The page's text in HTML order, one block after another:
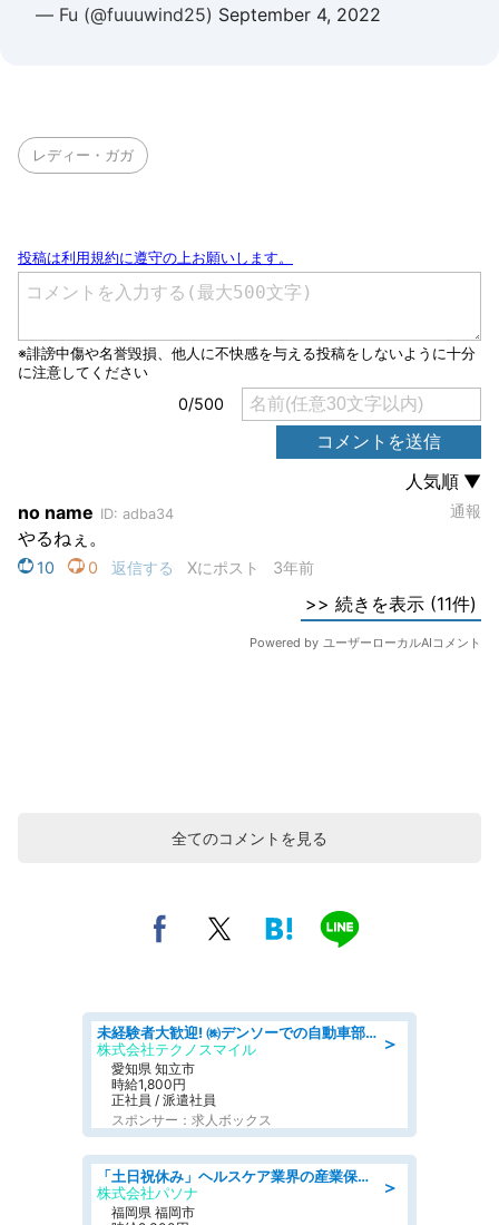
— Fu (@fuuuwind25) September 4, 2022
レディー・ガガ
全てのコメントを見る
＞
未経験者大歓迎! ㈱デンソーでの自動車部品の組立作業 denso aichi
株式会社テクノスマイル
愛知県 知立市
時給1,800円
正社員 / 派遣社員
スポンサー：求人ボックス
＞
「土日祝休み」ヘルスケア業界の産業保健師/高時給/未経験OK/要資格:保健師、正看護師
株式会社パソナ
福岡県 福岡市